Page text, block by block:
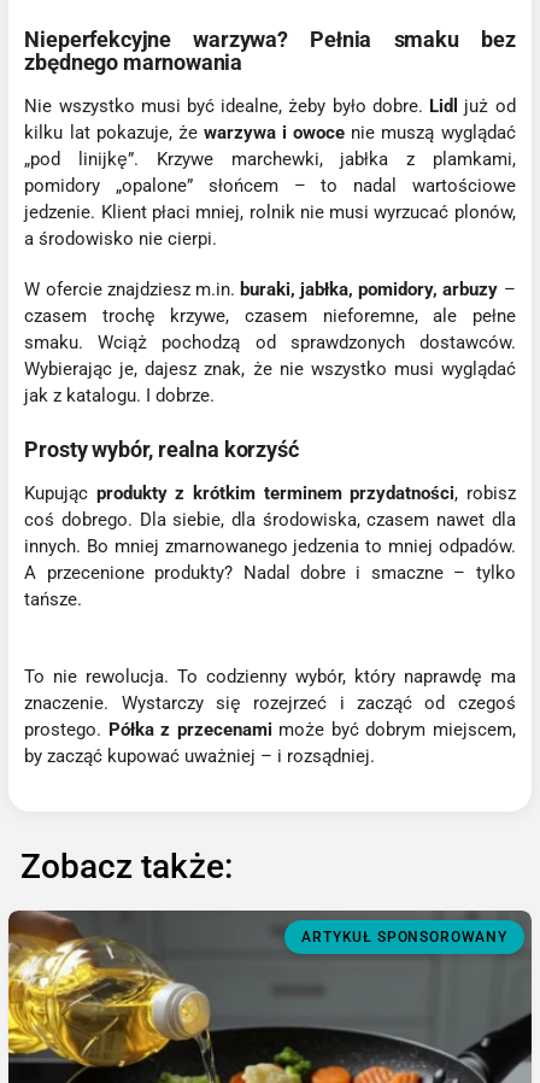
Nieperfekcyjne warzywa? Pełnia smaku bez
zbędnego marnowania
Nie wszystko musi być idealne, żeby było dobre. Lidl
już od
kilku lat pokazuje, że warzywa i owoce nie muszą wyglądać
„pod linijkę”. Krzywe marchewki, jabłka z plamkami,
pomidory „opalone” słońcem – to nadal wartościowe
jedzenie. Klient płaci mniej, rolnik nie musi wyrzucać plonów,
a środowisko nie cierpi.
W ofercie znajdziesz m.in. buraki, jabłka, pomidory, arbuzy –
czasem trochę krzywe, czasem nieforemne, ale pełne
smaku. Wciąż pochodzą od sprawdzonych dostawców.
Wybierając je, dajesz znak, że nie wszystko musi wyglądać
jak z katalogu. I dobrze.
Prosty wybór, realna korzyść
Kupując produkty z krótkim terminem przydatności, robisz
coś dobrego. Dla siebie, dla środowiska, czasem nawet dla
innych. Bo mniej zmarnowanego jedzenia to mniej odpadów.
A przecenione produkty? Nadal dobre i smaczne – tylko
tańsze.
To nie rewolucja. To codzienny wybór, który naprawdę ma
znaczenie. Wystarczy się rozejrzeć i zacząć od czegoś
prostego. Półka z przecenami może być dobrym miejscem,
by zacząć kupować uważniej – i rozsądniej.
Zobacz także:
ARTYKUŁ SPONSOROWANY